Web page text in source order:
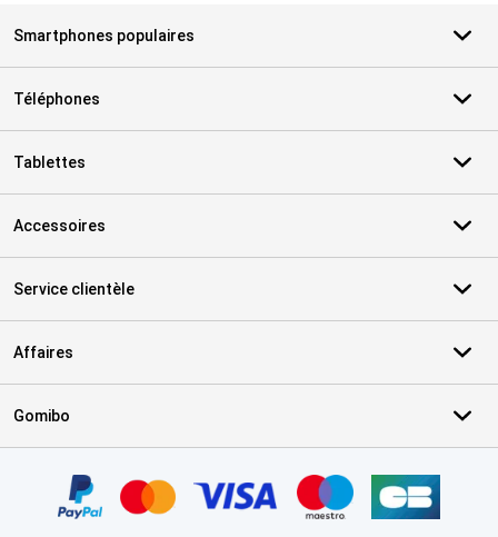
Smartphones populaires
Téléphones
Tablettes
Accessoires
Service clientèle
Affaires
Gomibo